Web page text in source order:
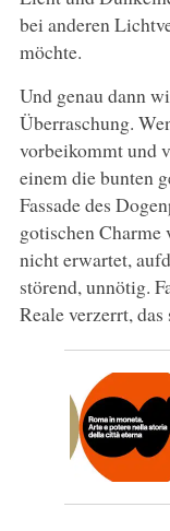
bei anderen
möchte.
Und genau dann
Überraschung.
vorbeikommt und
einem die bunten
Fassade des
gotischen Charme
nicht erwartet,
störend, unnötig.
Reale verzerrt,